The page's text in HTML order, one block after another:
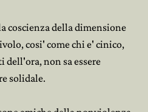
coscienza della dimensione
cosi' come chi e' cinico,
dell'ora, non sa essere
solidale.